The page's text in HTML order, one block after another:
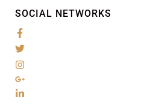
SOCIAL NETWORKS